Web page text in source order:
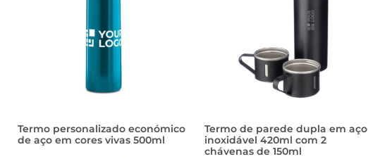
Termo personalizado económico
de aço em cores vivas 500ml
Termo de parede dupla em aço
inoxidável 420ml com 2
chávenas de 150ml